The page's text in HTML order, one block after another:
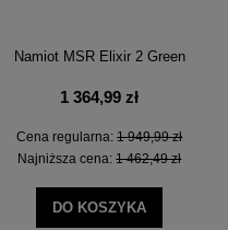
Namiot MSR Elixir 2 Green
1 364,99 zł
Cena regularna:1 949,99 zł
Najniższa cena:1 462,49 zł
DO KOSZYKA